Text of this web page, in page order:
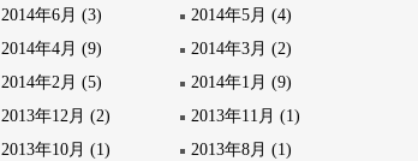
2014年6月 (3)
2014年5月 (4)
2014年4月 (9)
2014年3月 (2)
2014年2月 (5)
2014年1月 (9)
2013年12月 (2)
2013年11月 (1)
2013年10月 (1)
2013年8月 (1)